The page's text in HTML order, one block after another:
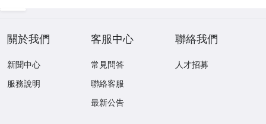
關於我們
新聞中心
服務說明
客服中心
常見問答
聯絡客服
最新公告
聯絡我們
人才招募